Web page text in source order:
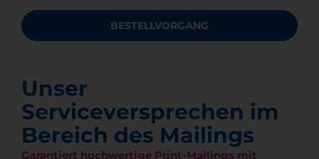
BESTELLVORGANG
BESTELLVORGANG
Unser
Serviceversprechen im
Bereich des Mailings
Garantiert hochwertige Print-Mailings mit